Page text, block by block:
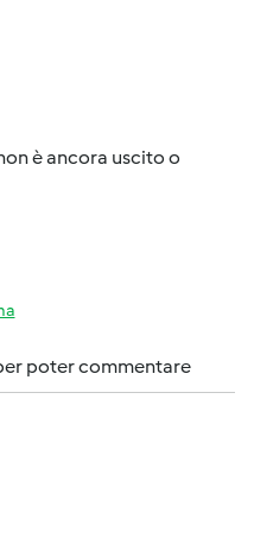
è ancora uscito o
poter commentare